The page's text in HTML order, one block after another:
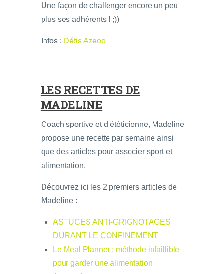
Une façon de challenger encore un peu
plus ses adhérents ! ;))
Infos : Défis Azeoo
LES RECETTES DE
MADELINE
Coach sportive et diététicienne, Madeline
propose une recette par semaine ainsi
que des articles pour associer sport et
alimentation.
Découvrez ici les 2 premiers articles de
Madeline :
ASTUCES ANTI-GRIGNOTAGES
DURANT LE CONFINEMENT
Le Meal Planner : méthode infaillible
pour garder une alimentation